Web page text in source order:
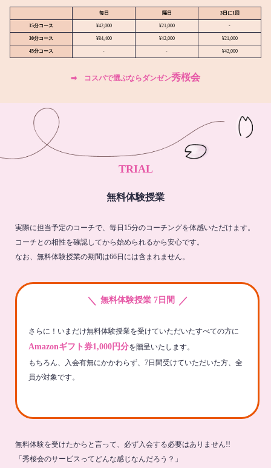
毎日 隔日 3日に1回
15分コース ¥42,000 ¥21,000 -
30分コース ¥84,400 ¥42,000 ¥21,000
45分コース - - ¥42,000
➡︎ コスパで選ぶならダンゼン秀桜会
TRIAL
無料体験授業
実際に担当予定のコーチで、毎日15分のコーチングを体感いただけます。
コーチとの相性を確認してから始められるから安心です。
なお、無料体験授業の期間は66日には含まれません。
＼ 無料体験授業 7日間 ／
さらに！いまだけ無料体験授業を受けていただいたすべての方に
Amazonギフト券1,000円分を贈呈いたします。
もちろん、入会有無にかかわらず、7日間受けていただいた方、全
員が対象です。
無料体験を受けたからと言って、必ず入会する必要はありません!!
「秀桜会のサービスってどんな感じなんだろう？」